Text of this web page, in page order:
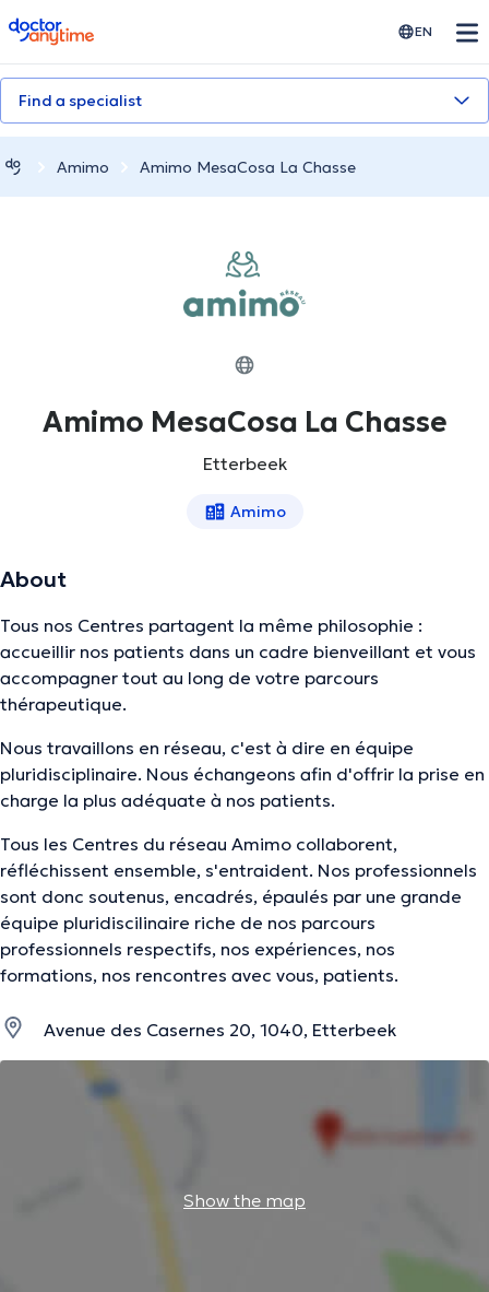
doctoranytime EN
Find a specialist
Amimo Amimo MesaCosa La Chasse
Amimo MesaCosa La Chasse
Etterbeek
Amimo
About
Tous nos Centres partagent la même philosophie :
accueillir nos patients dans un cadre bienveillant et vous
accompagner tout au long de votre parcours
thérapeutique.
Nous travaillons en réseau, c'est à dire en équipe
pluridisciplinaire. Nous échangeons afin d'offrir la prise en
charge la plus adéquate à nos patients.
Tous les Centres du réseau Amimo collaborent,
réfléchissent ensemble, s'entraident. Nos professionnels
sont donc soutenus, encadrés, épaulés par une grande
équipe pluridiscilinaire riche de nos parcours
professionnels respectifs, nos expériences, nos
formations, nos rencontres avec vous, patients.
Avenue des Casernes 20, 1040, Etterbeek
Show the map